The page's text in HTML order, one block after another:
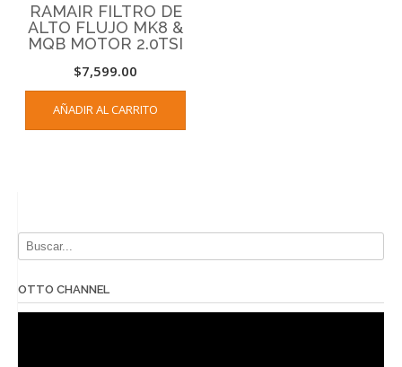
RAMAIR FILTRO DE
ALTO FLUJO MK8 &
MQB MOTOR 2.0TSI
$7,599.00
AÑADIR AL CARRITO
OTTO CHANNEL